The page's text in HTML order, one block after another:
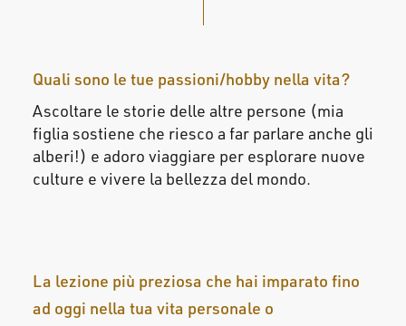
Quali sono le tue passioni/hobby nella vita?
Ascoltare le storie delle altre persone (mia
figlia sostiene che riesco a far parlare anche gli
alberi!) e adoro viaggiare per esplorare nuove
culture e vivere la bellezza del mondo.
La lezione più preziosa che hai imparato fino
ad oggi nella tua vita personale o